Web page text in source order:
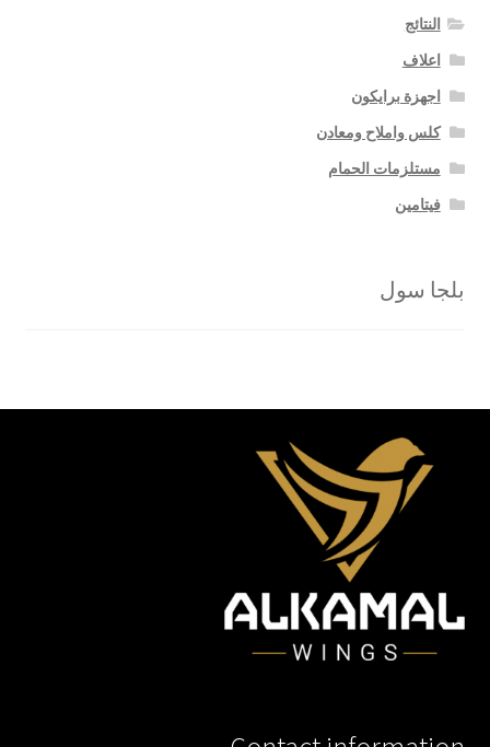
النتائج
اعلاف
اجهزة برايكون
كلس واملاح ومعادن
مستلزمات الحمام
فيتامين
بلجا سول